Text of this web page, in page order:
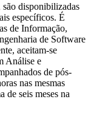
disponibilizadas
específicos. É
de Informação,
de Software
aceitam-se
Análise e
de pós-
nas mesmas
de seis meses na